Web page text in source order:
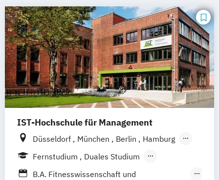
IST-Hochschule für Management
Düsseldorf München Berlin
Hamburg
Weil am Rhein
Frankfurt am Main
Fernstudium
Duales Studium
Fernlehrgang
B.A. Fitnesswissenschaft und